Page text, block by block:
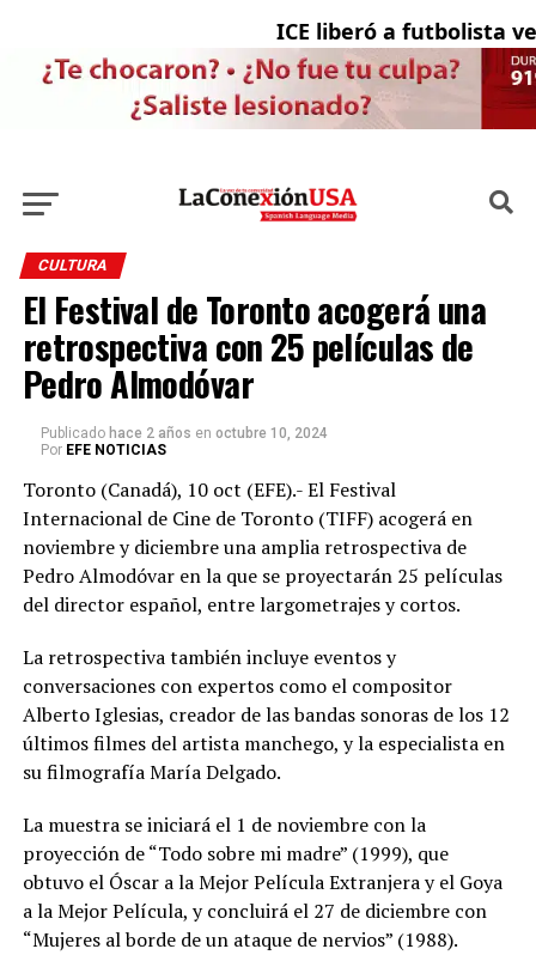
ICE liberó a futbolista
CULTURA
El Festival de Toronto acogerá una
retrospectiva con 25 películas de
Pedro Almodóvar
Publicado hace 2 años en octubre 10, 2024
Por EFE NOTICIAS
Toronto (Canadá), 10 oct (EFE).- El Festival
Internacional de Cine de Toronto (TIFF) acogerá en
noviembre y diciembre una amplia retrospectiva de
Pedro Almodóvar en la que se proyectarán 25 películas
del director español, entre largometrajes y cortos.
La retrospectiva también incluye eventos y
conversaciones con expertos como el compositor
Alberto Iglesias, creador de las bandas sonoras de los 12
últimos filmes del artista manchego, y la especialista en
su filmografía María Delgado.
La muestra se iniciará el 1 de noviembre con la
proyección de “Todo sobre mi madre” (1999), que
obtuvo el Óscar a la Mejor Película Extranjera y el Goya
a la Mejor Película, y concluirá el 27 de diciembre con
“Mujeres al borde de un ataque de nervios” (1988).